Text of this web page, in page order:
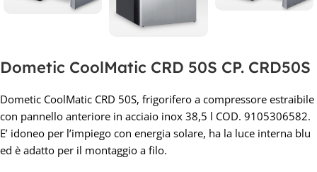
Dometic CoolMatic CRD 50S CP. CRD50S
Dometic CoolMatic CRD 50S, frigorifero a compressore estraibile
con pannello anteriore in acciaio inox 38,5 l COD. 9105306582.
E’ idoneo per l’impiego con energia solare, ha la luce interna blu
ed è adatto per il montaggio a filo.